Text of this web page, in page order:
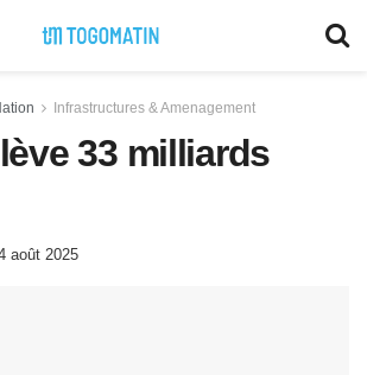
Infrastructures & Amenagement
33 milliards
août 2025